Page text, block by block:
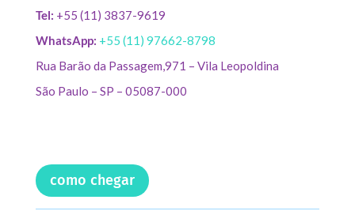
Tel: +55 (11) 3837-9619
WhatsApp: +55 (11) 97662-8798
Rua Barão da Passagem,971 – Vila Leopoldina
São Paulo – SP – 05087-000
como chegar